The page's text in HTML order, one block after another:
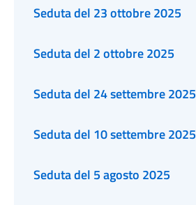
Seduta del 23 ottobre 2025
Seduta del 2 ottobre 2025
Seduta del 24 settembre 2025
Seduta del 10 settembre 2025
Seduta del 5 agosto 2025